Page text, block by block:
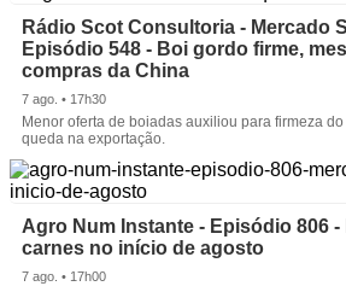
Rádio Scot Consultoria - Mercado
Episódio 548 - Boi gordo firme,
compras da China
7 ago. • 17h30
Menor oferta de boiadas auxiliou para firmeza
queda na exportação.
Agro Num Instante - Episódio 806 -
carnes no início de agosto
7 ago. • 17h00